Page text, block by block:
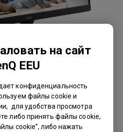
на сайт
EEU
конфиденциальность
файлы cookie и
для удобства просмотра
либо принять файлы cookie,
cookie”, либо нажать
дизайну с тонкой
регулировки